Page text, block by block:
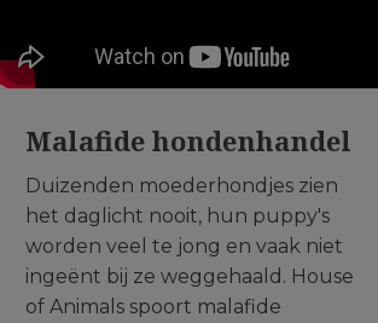
Malafide hondenhandel
Duizenden moederhondjes zien
het daglicht nooit, hun puppy's
worden veel te jong en vaak niet
ingeënt bij ze weggehaald. House
of Animals spoort malafide